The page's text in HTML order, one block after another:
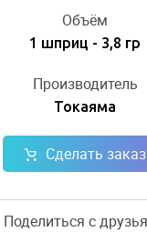
Объём
1 шприц - 3,8 гр
Производитель
Токаяма
Сделать заказ
Поделиться с